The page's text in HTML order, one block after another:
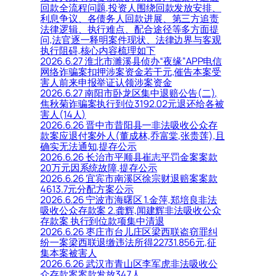
回款全流程问题,投资人围绕回款发放安排、
利息争议、各债务人回款进展、第三方追责
法律逻辑、执行难点、配合途径等多方面提
问,法官逐一释明案件现状、法律边界与客观
执行阻碍,核心内容梳理如下
2026.6.27 淮北市濉溪县侦办“夜缘”APP电信
网络诈骗案扣押涉案资金若干元,催告本案受
害人前来申报举证认领涉案资金
2026.6.27 南阳市卧龙区集中退赔公告(二),
焦秋菊诈骗案执行到位3192.02元退还给各被
害人(14人)
2026.6.26 晋中市昔阳县一非法吸收公众存
款案应退付案外人(董成林,乔富棠,张贵莲),且
确实无法通知,提存公示
2026.6.26 长治市平顺县崔志平罚金案案款
20万元因系统故障,提存公示
2026.6.26 宜宾市南溪区徐宗财退赔案案款
4613.7元分配方案公示
2026.6.26 宁波市海曙区 1.金萍,郑培良非法
吸收公众存款案 2.龚辉,闻建辉非法吸收公众
存款案 执行到位款项集中清退
2026.6.26 枣庄市台儿庄区梁西联盗窃罪纠
纷一案梁西联退缴违法所得22731.856元,征
集本案被害人
2026.6.26 武汉市青山区李军虎非法吸收公